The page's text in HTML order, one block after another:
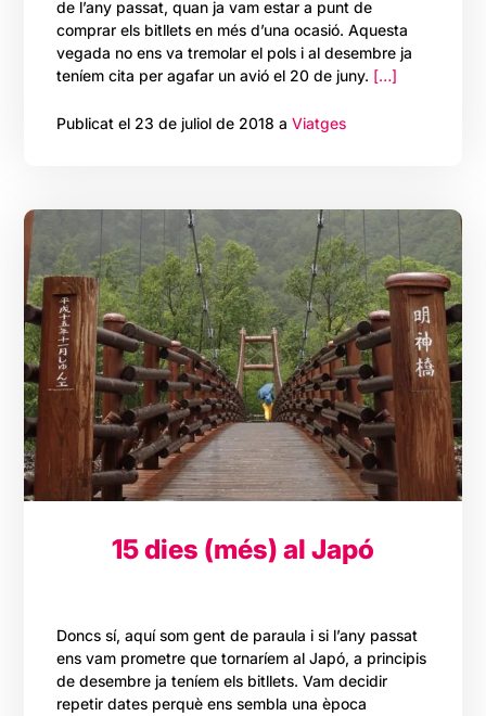
de l’any passat, quan ja vam estar a punt de
comprar els bitllets en més d’una ocasió. Aquesta
vegada no ens va tremolar el pols i al desembre ja
teníem cita per agafar un avió el 20 de juny. […]
Publicat el 23 de juliol de 2018 aViatges
15 dies (més) al Japó
Doncs sí, aquí som gent de paraula i si l’any passat
ens vam prometre que tornaríem al Japó, a principis
de desembre ja teníem els bitllets. Vam decidir
repetir dates perquè ens sembla una època